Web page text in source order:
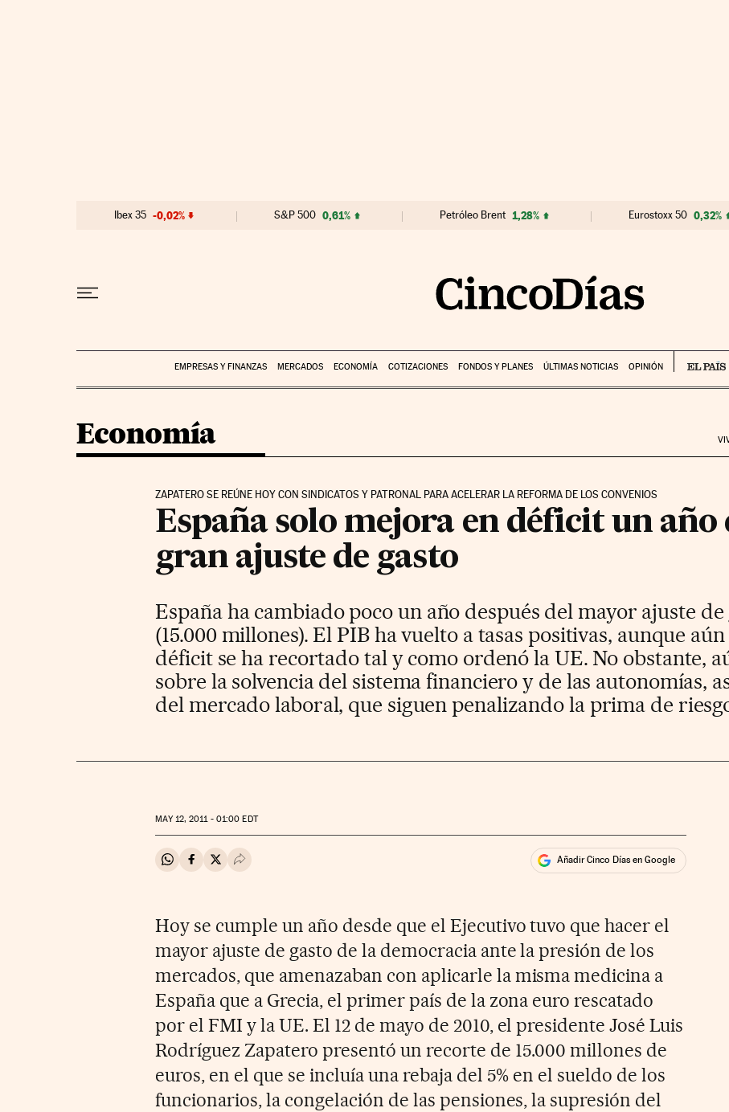
Ibex 35 -0,02% S&P 500 0,61% Petróleo Brent 1,28% Eurostoxx 50 0,32%
EMPRESAS Y FINANZAS MERCADOS ECONOMÍA COTIZACIONES FONDOS Y PLANES ÚLTIMAS NOTICIAS OPINIÓN
Economía
ZAPATERO SE REÚNE HOY CON SINDICATOS Y PATRONAL PARA ACELERAR LA REFORMA DE LOS CONVENIOS
España solo mejora en déficit un año
gran ajuste de gasto
España ha cambiado poco un año después del mayor ajuste
(15.000 millones). El PIB ha vuelto a tasas positivas, aunque
déficit se ha recortado tal y como ordenó la UE. No obstante,
sobre la solvencia del sistema financiero y de las autonomías,
del mercado laboral, que siguen penalizando la prima de
MAY12, 2011 - 01:00 EDT
Compartir en Whatsapp
Compartir en Facebook
Compartir en Twitter
Desplegar Redes Sociales Añadir Cinco Días en Google
Hoy se cumple un año desde que el Ejecutivo tuvo que hacer el
mayor ajuste de gasto de la democracia ante la presión de los
mercados, que amenazaban con aplicarle la misma medicina a
España que a Grecia, el primer país de la zona euro rescatado
por el FMI y la UE. El 12 de mayo de 2010, el presidente José Luis
Rodríguez Zapatero presentó un recorte de 15.000 millones de
euros, en el que se incluía una rebaja del 5% en el sueldo de los
funcionarios, la congelación de las pensiones, la supresión del